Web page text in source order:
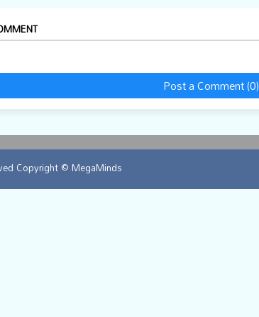
Post a Comment (0)
Copyright © MegaMinds